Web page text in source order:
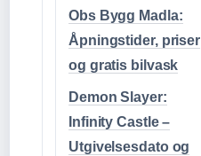
Obs Bygg Madla:
Åpningstider, priser
og gratis bilvask
Demon Slayer:
Infinity Castle –
Utgivelsesdato og